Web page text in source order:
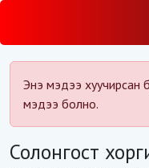
Энэ мэдээ
мэдээ болно.
Солонгост